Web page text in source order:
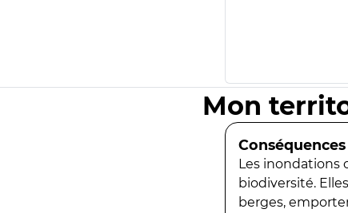
Mon
Les inondations
biodiversité.
berges,